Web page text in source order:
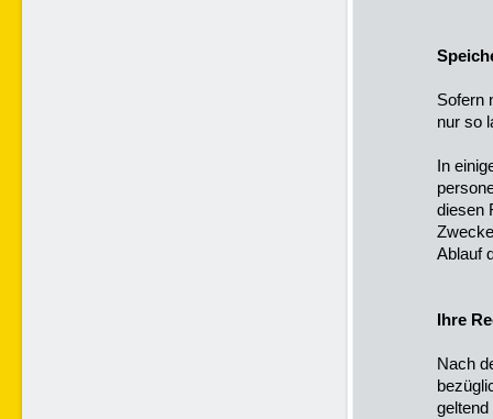
Sofern
nur so
In
diesen
Ablauf
Ihre
Nach